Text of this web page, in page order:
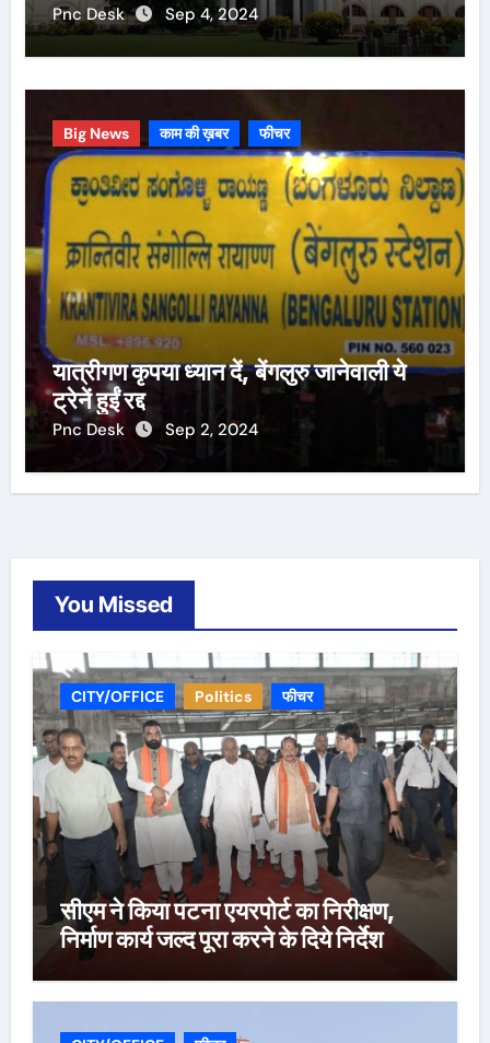
Pnc Desk Sep 4, 2024
Big News काम की ख़बर फीचर
यात्रीगण कृपया ध्यान दें, बेंगलुरु जानेवाली ये
ट्रेनें हुईं रद्द
Pnc Desk Sep 2, 2024
You Missed
CITY/OFFICE Politics फीचर
सीएम ने किया पटना एयरपोर्ट का निरीक्षण,
निर्माण कार्य जल्द पूरा करने के दिये निर्देश